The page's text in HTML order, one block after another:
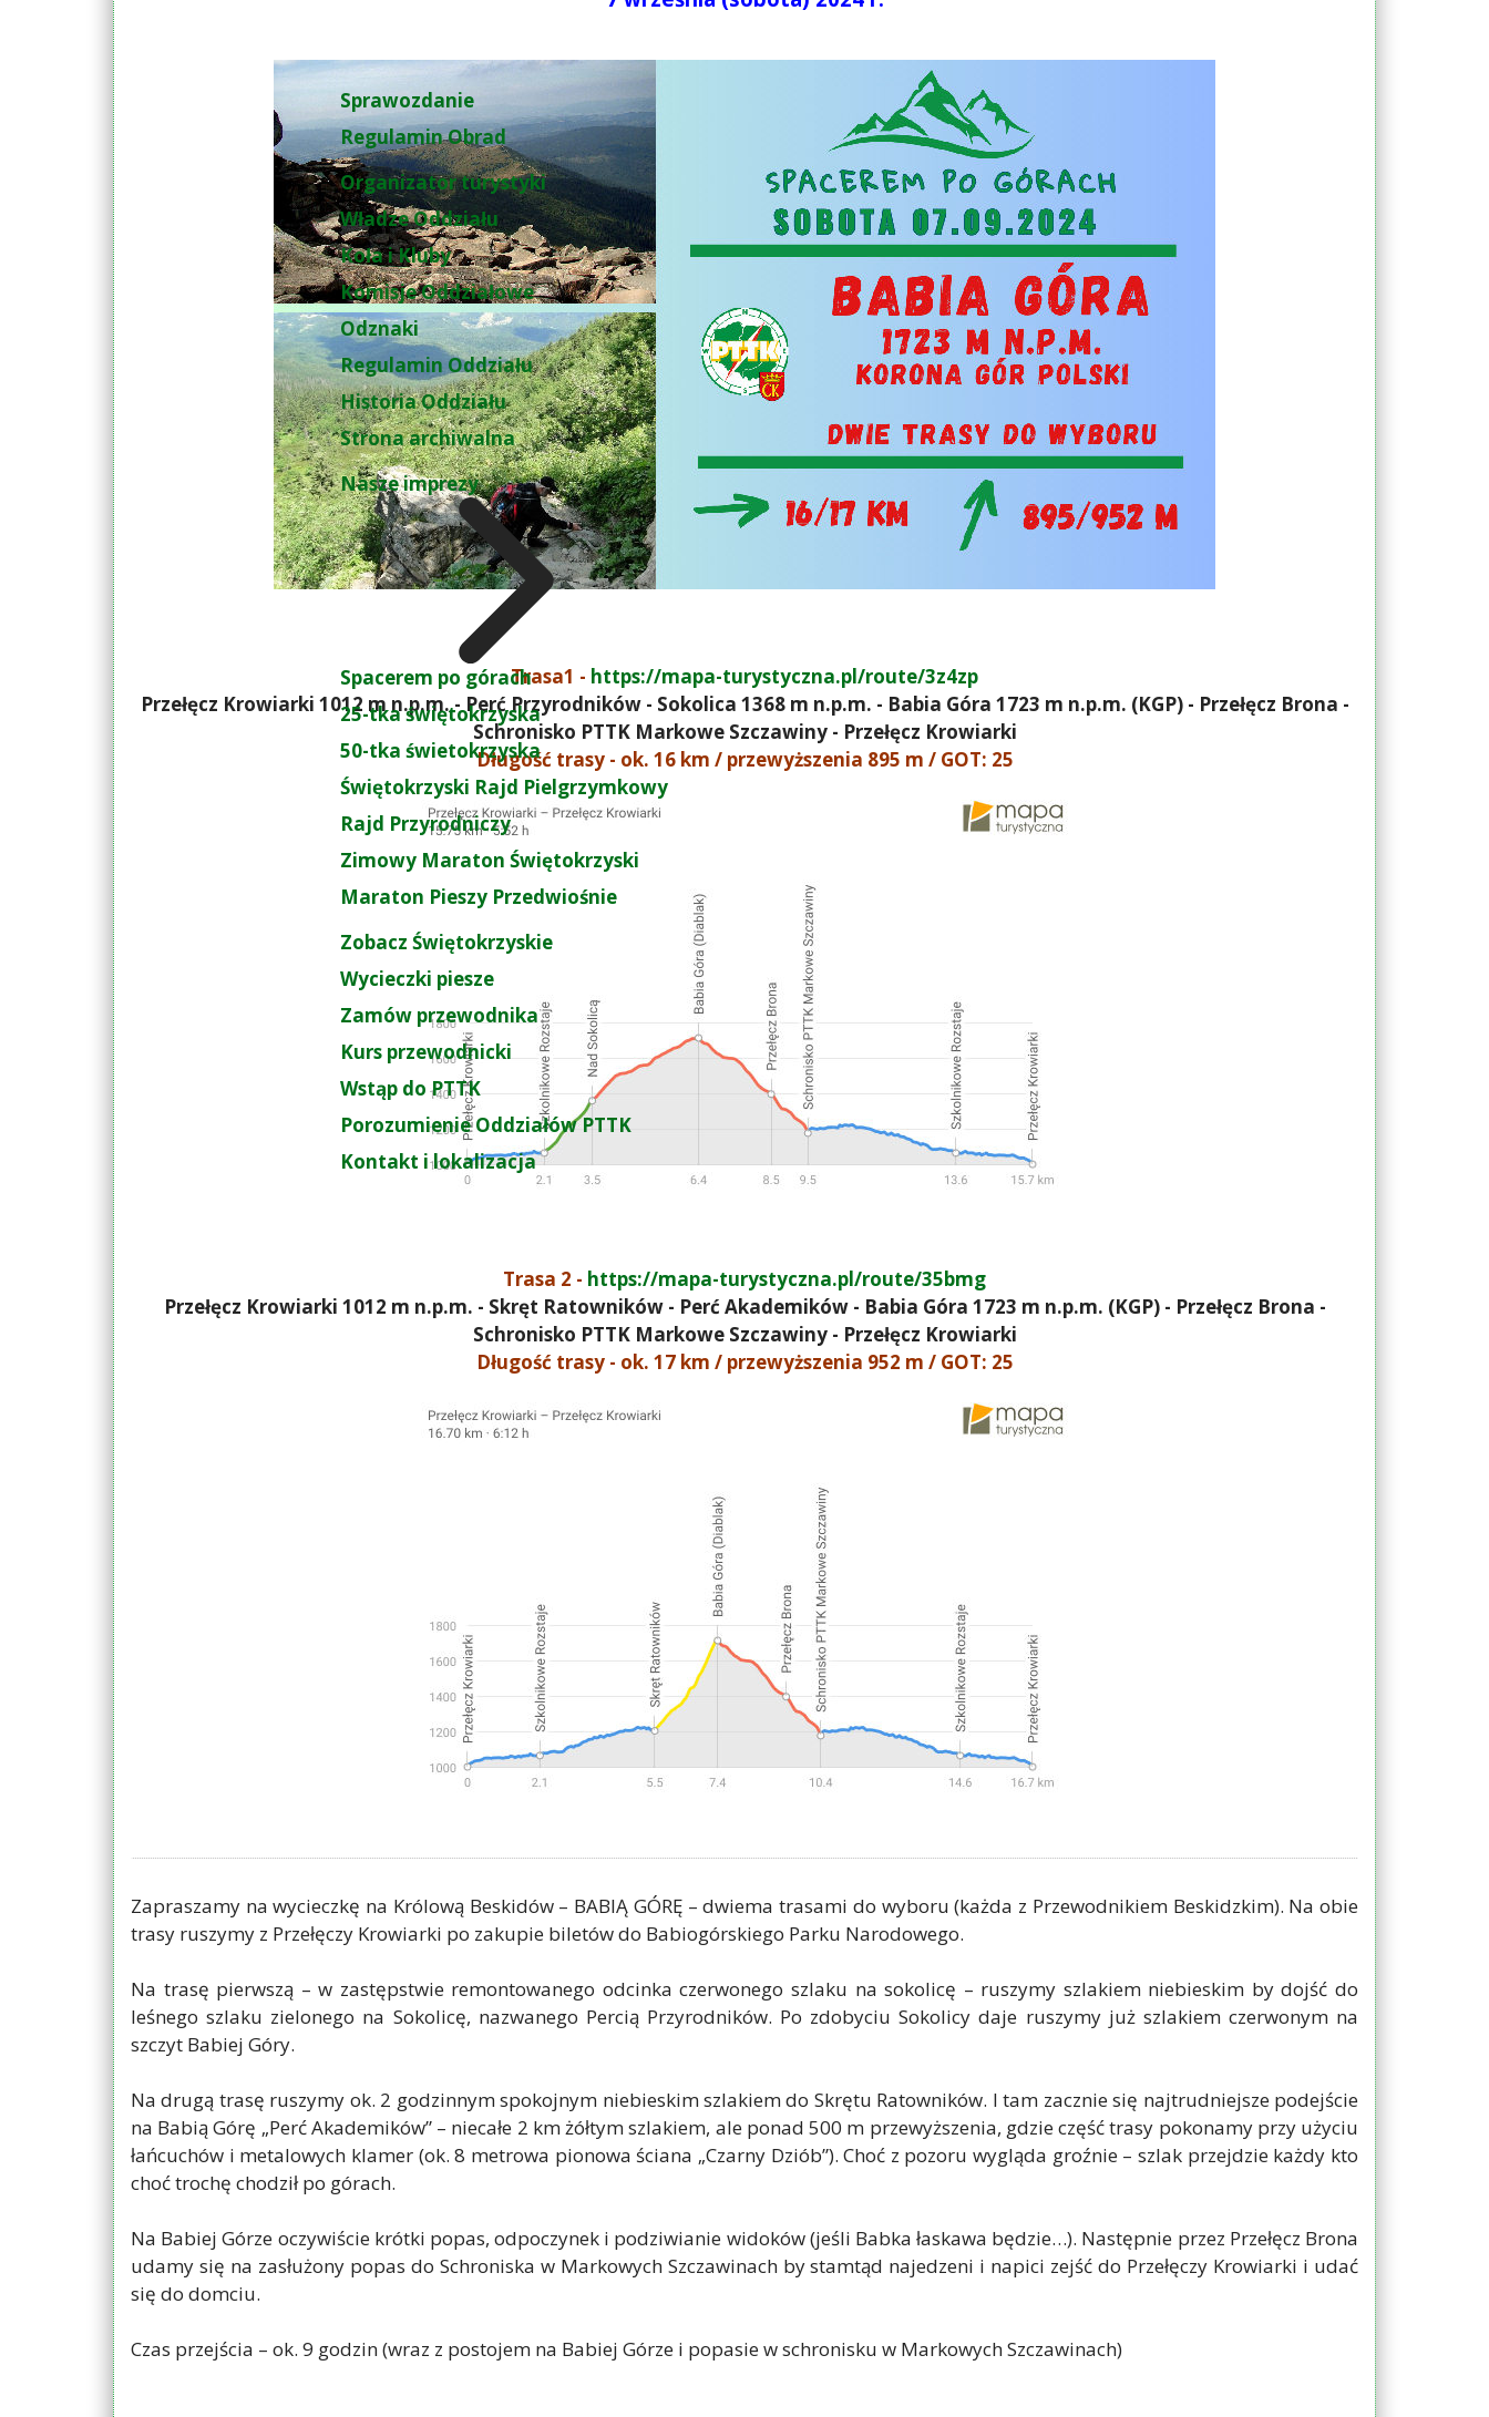
Sprawozdanie
Regulamin Obrad
Organizator turystyki
Władze Oddziału
Koła i Kluby
Komisje Oddziałowe
Odznaki
Regulamin Oddziału
Historia Oddziału
Strona archiwalna
Nasze imprezy
Spacerem po górach
25-tka świętokrzyska
50-tka świetokrzyska
Świętokrzyski Rajd Pielgrzymkowy
Rajd Przyrodniczy
Zimowy Maraton Świętokrzyski
Maraton Pieszy Przedwiośnie
Zobacz Świętokrzyskie
Wycieczki piesze
Zamów przewodnika
Kurs przewodnicki
Wstąp do PTTK
Porozumienie Oddziałów PTTK
Kontakt i lokalizacja
Trasa1 - https://mapa-turystyczna.pl/route/3z4zp
Przełęcz Krowiarki 1012 m n.p.m. - Perć Przyrodników - Sokolica 1368 m n.p.m. - Babia Góra 1723 m n.p.m. (KGP) - Przełęcz Brona -
Schronisko PTTK Markowe Szczawiny - Przełęcz Krowiarki
Długość trasy - ok. 16 km / przewyższenia 895 m / GOT: 25
Trasa 2 - https://mapa-turystyczna.pl/route/35bmg
Przełęcz Krowiarki 1012 m n.p.m. - Skręt Ratowników - Perć Akademików - Babia Góra 1723 m n.p.m. (KGP) - Przełęcz Brona -
Schronisko PTTK Markowe Szczawiny - Przełęcz Krowiarki
Długość trasy - ok. 17 km / przewyższenia 952 m / GOT: 25
Zapraszamy na wycieczkę na Królową Beskidów – BABIĄ GÓRĘ – dwiema trasami do wyboru (każda z Przewodnikiem Beskidzkim). Na obie
trasy ruszymy z Przełęczy Krowiarki po zakupie biletów do Babiogórskiego Parku Narodowego.
Na trasę pierwszą – w zastępstwie remontowanego odcinka czerwonego szlaku na sokolicę – ruszymy szlakiem niebieskim by dojść do
leśnego szlaku zielonego na Sokolicę, nazwanego Percią Przyrodników. Po zdobyciu Sokolicy daje ruszymy już szlakiem czerwonym na
szczyt Babiej Góry.
Na drugą trasę ruszymy ok. 2 godzinnym spokojnym niebieskim szlakiem do Skrętu Ratowników. I tam zacznie się najtrudniejsze podejście
na Babią Górę „Perć Akademików” – niecałe 2 km żółtym szlakiem, ale ponad 500 m przewyższenia, gdzie część trasy pokonamy przy użyciu
łańcuchów i metalowych klamer (ok. 8 metrowa pionowa ściana „Czarny Dziób”). Choć z pozoru wygląda groźnie – szlak przejdzie każdy kto
choć trochę chodził po górach.
Na Babiej Górze oczywiście krótki popas, odpoczynek i podziwianie widoków (jeśli Babka łaskawa będzie…). Następnie przez Przełęcz Brona
udamy się na zasłużony popas do Schroniska w Markowych Szczawinach by stamtąd najedzeni i napici zejść do Przełęczy Krowiarki i udać
się do domciu.
Czas przejścia – ok. 9 godzin (wraz z postojem na Babiej Górze i popasie w schronisku w Markowych Szczawinach)